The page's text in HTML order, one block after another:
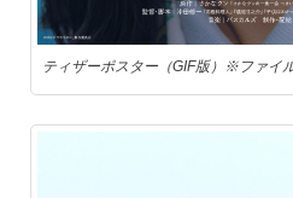
ティザーポスター（GIF版）※ファイ